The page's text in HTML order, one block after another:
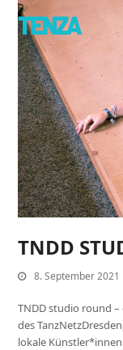
TNDD
8. September 2021
TNDD studio round
des
lokale